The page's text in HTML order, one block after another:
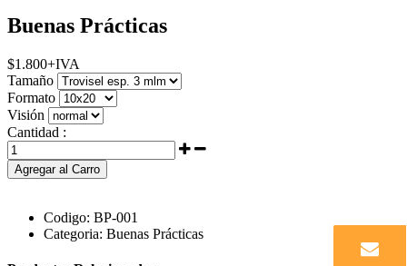
Buenas Prácticas
$1.800+IVA
Tamaño
Formato
Visión
Cantidad :
Agregar al Carro
Codigo: BP-001
Categoria: Buenas Prácticas